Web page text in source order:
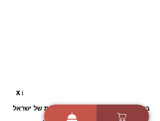
Xi
ברכות ואיחולים - אפליקציית הברכות של ישראל